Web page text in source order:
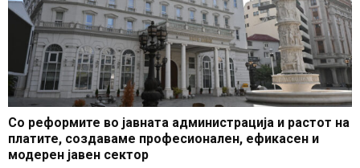
Со реформите во јавната администрација и растот на
платите, создаваме професионален, ефикасен и
модерен јавен сектор